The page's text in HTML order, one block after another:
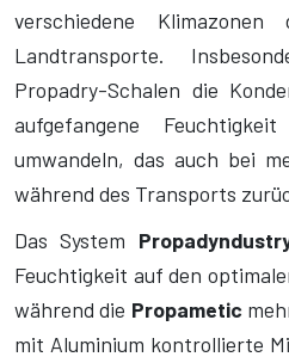
verschiedene
Landtransporte.
Propadry-Schalen die
aufgefangene
umwandeln, das auch bei
während des Transports
Das System
Feuchtigkeit auf den
während die Propametic
mit Aluminium kontrollierte